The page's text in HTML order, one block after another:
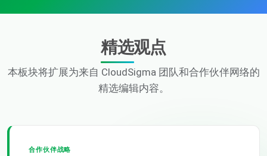
精选观点
本板块将扩展为来自 CloudSigma 团队和合作伙伴网络的
精选编辑内容。
合作伙伴战略